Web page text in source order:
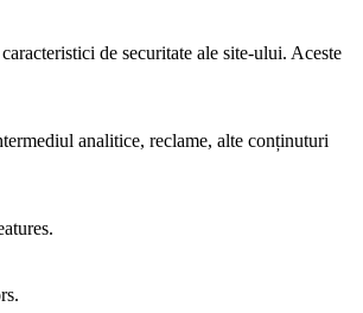
de securitate ale site-ului. Aceste
analitice, reclame, alte conținuturi